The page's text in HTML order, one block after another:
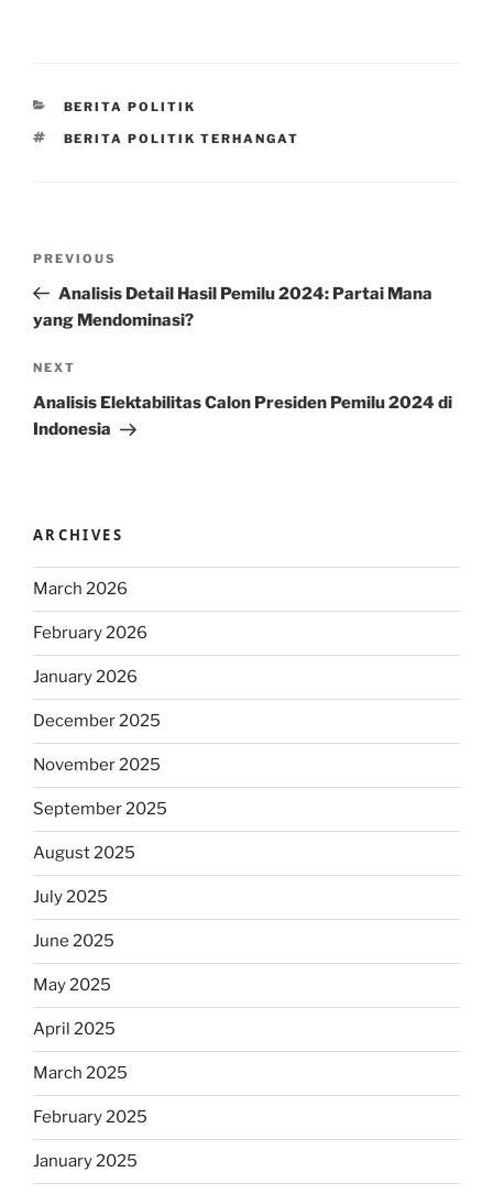
CATEGORIES
BERITA POLITIK
TAGS
BERITA POLITIK TERHANGAT
Previous
Post
PREVIOUS
Analisis Detail Hasil Pemilu 2024: Partai Mana
yang Mendominasi?
Next
Post
NEXT
Analisis Elektabilitas Calon Presiden Pemilu 2024 di
Indonesia
ARCHIVES
March 2026
February 2026
January 2026
December 2025
November 2025
September 2025
August 2025
July 2025
June 2025
May 2025
April 2025
March 2025
February 2025
January 2025